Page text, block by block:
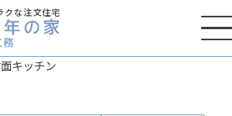
クな注文住宅
務
キッチン